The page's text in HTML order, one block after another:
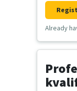
Already